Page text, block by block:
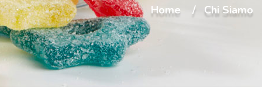
Home Chi Siamo